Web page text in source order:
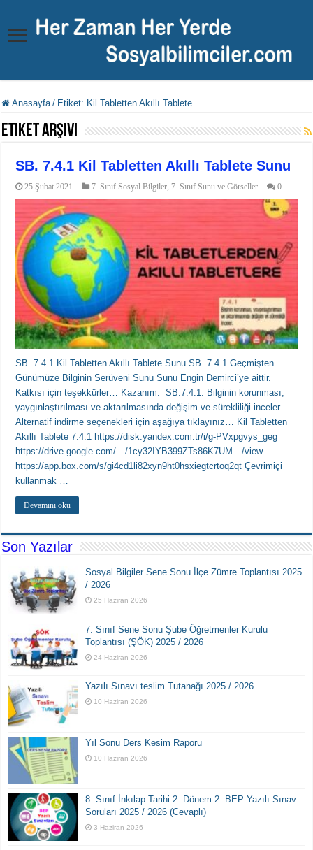
Anasayfa / Etiket: Kil Tabletten Akıllı Tablete
Etiket Arşivi
SB. 7.4.1 Kil Tabletten Akıllı Tablete Sunu
25 Şubat 2021 7. Sınıf Sosyal Bilgiler ,7. Sınıf Sunu ve Görseller 0
SB. 7.4.1 Kil Tabletten Akıllı Tablete Sunu SB. 7.4.1 Geçmişten
Günümüze Bilginin Serüveni Sunu Sunu Engin Demirci’ye aittir.
Katkısı için teşekkürler… Kazanım: SB.7.4.1. Bilginin korunması,
yaygınlaştırılması ve aktarılmasında değişim ve sürekliliği inceler.
Alternatif indirme seçenekleri için aşağıya tıklayınız… Kil Tabletten
Akıllı Tablete 7.4.1 https://disk.yandex.com.tr/i/g-PVxpgvys_geg
https://drive.google.com/…/1cy32IYB399ZTs86K7UM…/view…
https://app.box.com/s/gi4cd1li82xyn9ht0hsxiegtcrtoq2qt Çevrimiçi
kullanmak …
Devamını oku
Son Yazılar
Sosyal Bilgiler Sene Sonu İlçe Zümre Toplantısı 2025
/ 2026
25 Haziran 2026
7. Sınıf Sene Sonu Şube Öğretmenler Kurulu
Toplantısı (ŞÖK) 2025 / 2026
24 Haziran 2026
Yazılı Sınavı teslim Tutanağı 2025 / 2026
10 Haziran 2026
Yıl Sonu Ders Kesim Raporu
10 Haziran 2026
8. Sınıf İnkılap Tarihi 2. Dönem 2. BEP Yazılı Sınav
Soruları 2025 / 2026 (Cevaplı)
3 Haziran 2026